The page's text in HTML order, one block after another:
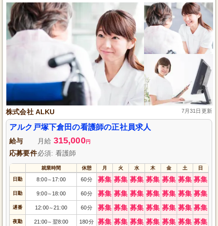
株式会社 ALKU 7月31日更新
アルク戸塚下倉田の看護師の正社員求人
給与 月給 315,000円
応募要件必須: 看護師
就業時間 休憩 月 火 水 木 金 土 日
日勤 8:00～ 17:00 60分 募集 募集 募集 募集 募集 募集 募集
日勤 9:00～ 18:00 60分 募集 募集 募集 募集 募集 募集 募集
遅番 12:00～21:00 60分 募集 募集 募集 募集 募集 募集 募集
夜勤 21:00～ 翌8:00 180分 募集 募集 募集 募集 募集 募集 募集